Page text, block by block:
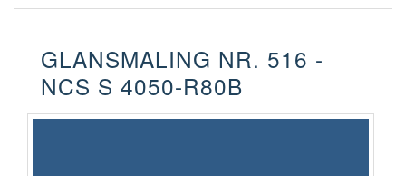
GLANSMALING NR. 516 -
NCS S 4050-R80B